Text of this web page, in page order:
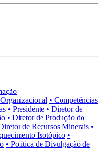
• Competências
• Presidente • Diretor de
• Diretor de Produção do
de Recursos Minerais •
Isotópico •
• Política de Divulgação de